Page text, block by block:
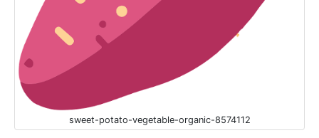
sweet-potato-vegetable-organic-8574112